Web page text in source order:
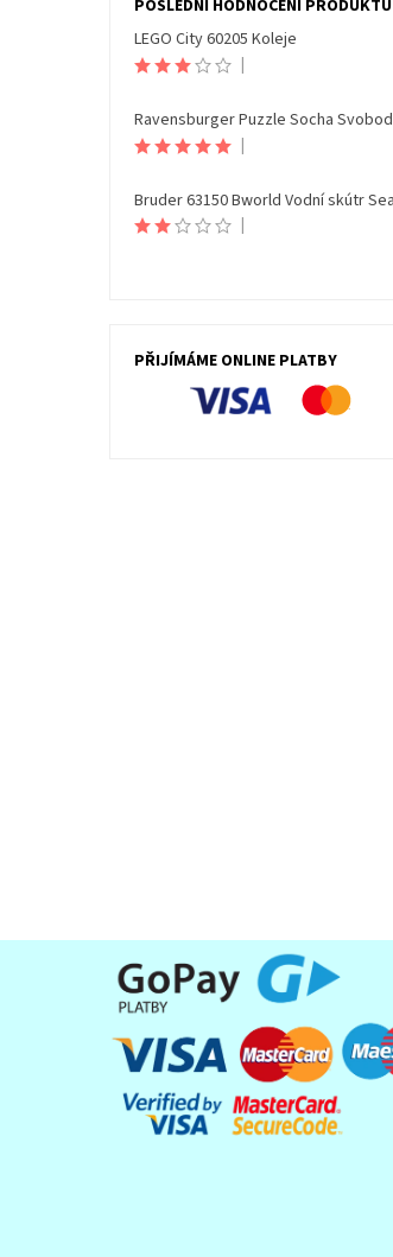
POSLEDNÍ HODNOCENÍ PRODUKTŮ
LEGO City 60205 Koleje
|
|
|
PŘIJÍMÁME ONLINE PLATBY